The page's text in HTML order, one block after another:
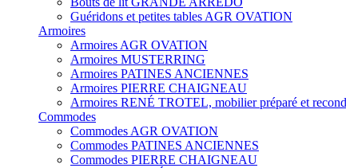
Guéridons et petites tables AGR OVATION
Armoires
Armoires AGR OVATION
Armoires MUSTERRING
Armoires PATINES ANCIENNES
Armoires PIERRE CHAIGNEAU
Armoires RENÉ TROTEL, mobilier préparé et
Commodes
Commodes AGR OVATION
Commodes PATINES ANCIENNES
Commodes PIERRE CHAIGNEAU